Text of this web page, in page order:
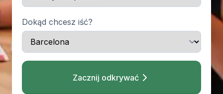
Dokąd chcesz iść?
Zacznij odkrywać